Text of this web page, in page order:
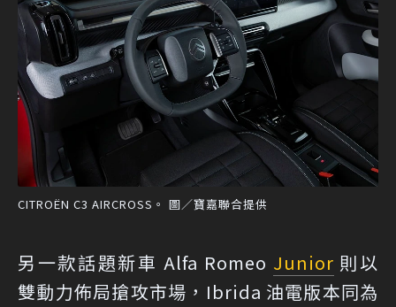
CITROËN C3 AIRCROSS。 圖／寶嘉聯合提供
另一款話題新車 Alfa Romeo Junior 則以
雙動力佈局搶攻市場，Ibrida 油電版本同為